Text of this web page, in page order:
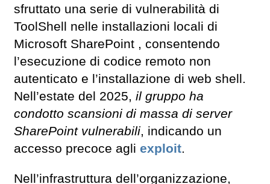
sfruttato una serie di vulnerabilità di
ToolShell nelle installazioni locali di
Microsoft SharePoint , consentendo
l’esecuzione di codice remoto non
autenticato e l’installazione di web shell.
Nell’estate del 2025, il gruppo ha
condotto scansioni di massa di server
SharePoint vulnerabili, indicando un
accesso precoce agli exploit.
Nell’infrastruttura dell’organizzazione,